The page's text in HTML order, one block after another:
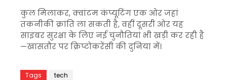
कुल मिलाकर, क्वांटम कंप्यूटिंग एक ओर जहां
तकनीकी क्रांति ला सकती है, वहीं दूसरी ओर यह
साइबर सुरक्षा के लिए नई चुनौतियां भी खड़ी कर रही है
—खासतौर पर क्रिप्टोकरेंसी की दुनिया में।
Tags tech